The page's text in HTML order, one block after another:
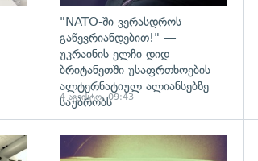
"NATO-ში ვერასდროს
გაწევრიანდებით!" —
უკრაინის ელჩი დიდ
ბრიტანეთში უსაფრთხოების
ალტერნატიულ ალიანსებზე
საუბრობს
4 აგვისტო, 09:43